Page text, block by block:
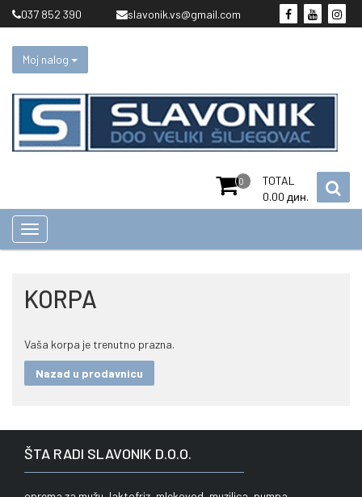
Skip 037 852 390 slavonik.vs@gmail.com
Moj nalog
0
TOTAL
0.00 дин.
KORPA
Vaša korpa je trenutno prazna.
Nazad u prodavnicu
ŠTA RADI SLAVONIK D.O.O.